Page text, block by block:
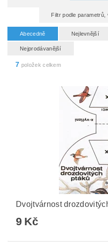
Filtr podle
Abecedně Nejlevnější
Nejprodávanější
7 položek celkem
Dvojtvárnost
9 Kč